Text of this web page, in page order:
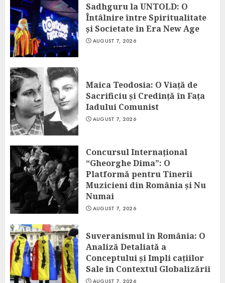
Sadhguru la UNTOLD: O
Întâlnire între Spiritualitate
și Societate în Era New Age
AUGUST 7, 2026
Maica Teodosia: O Viață de
Sacrificiu și Credință în Fața
Iadului Comunist
AUGUST 7, 2026
Concursul Internațional
“Gheorghe Dima”: O
Platformă pentru Tinerii
Muzicieni din România și Nu
Numai
AUGUST 7, 2026
Suveranismul în România: O
Analiză Detaliată a
Conceptului și Impli cațiilor
Sale în Contextul Globalizării
AUGUST 7, 2026